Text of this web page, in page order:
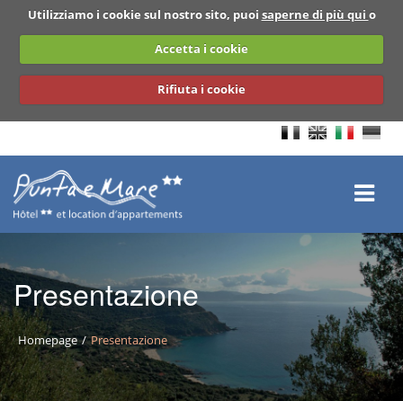
Utilizziamo i cookie sul nostro sito, puoi saperne di più qui o
Accetta i cookie
Rifiuta i cookie
BACK
Presentazione
Homepage Presentazione